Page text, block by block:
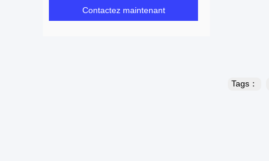
Contactez maintenant
Tags：